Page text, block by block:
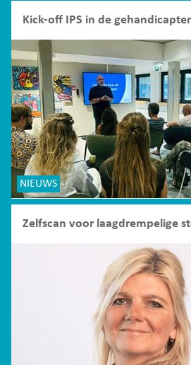
Kick-off IPS in de
NIEUWS
Zelfscan voor laagdrempelige